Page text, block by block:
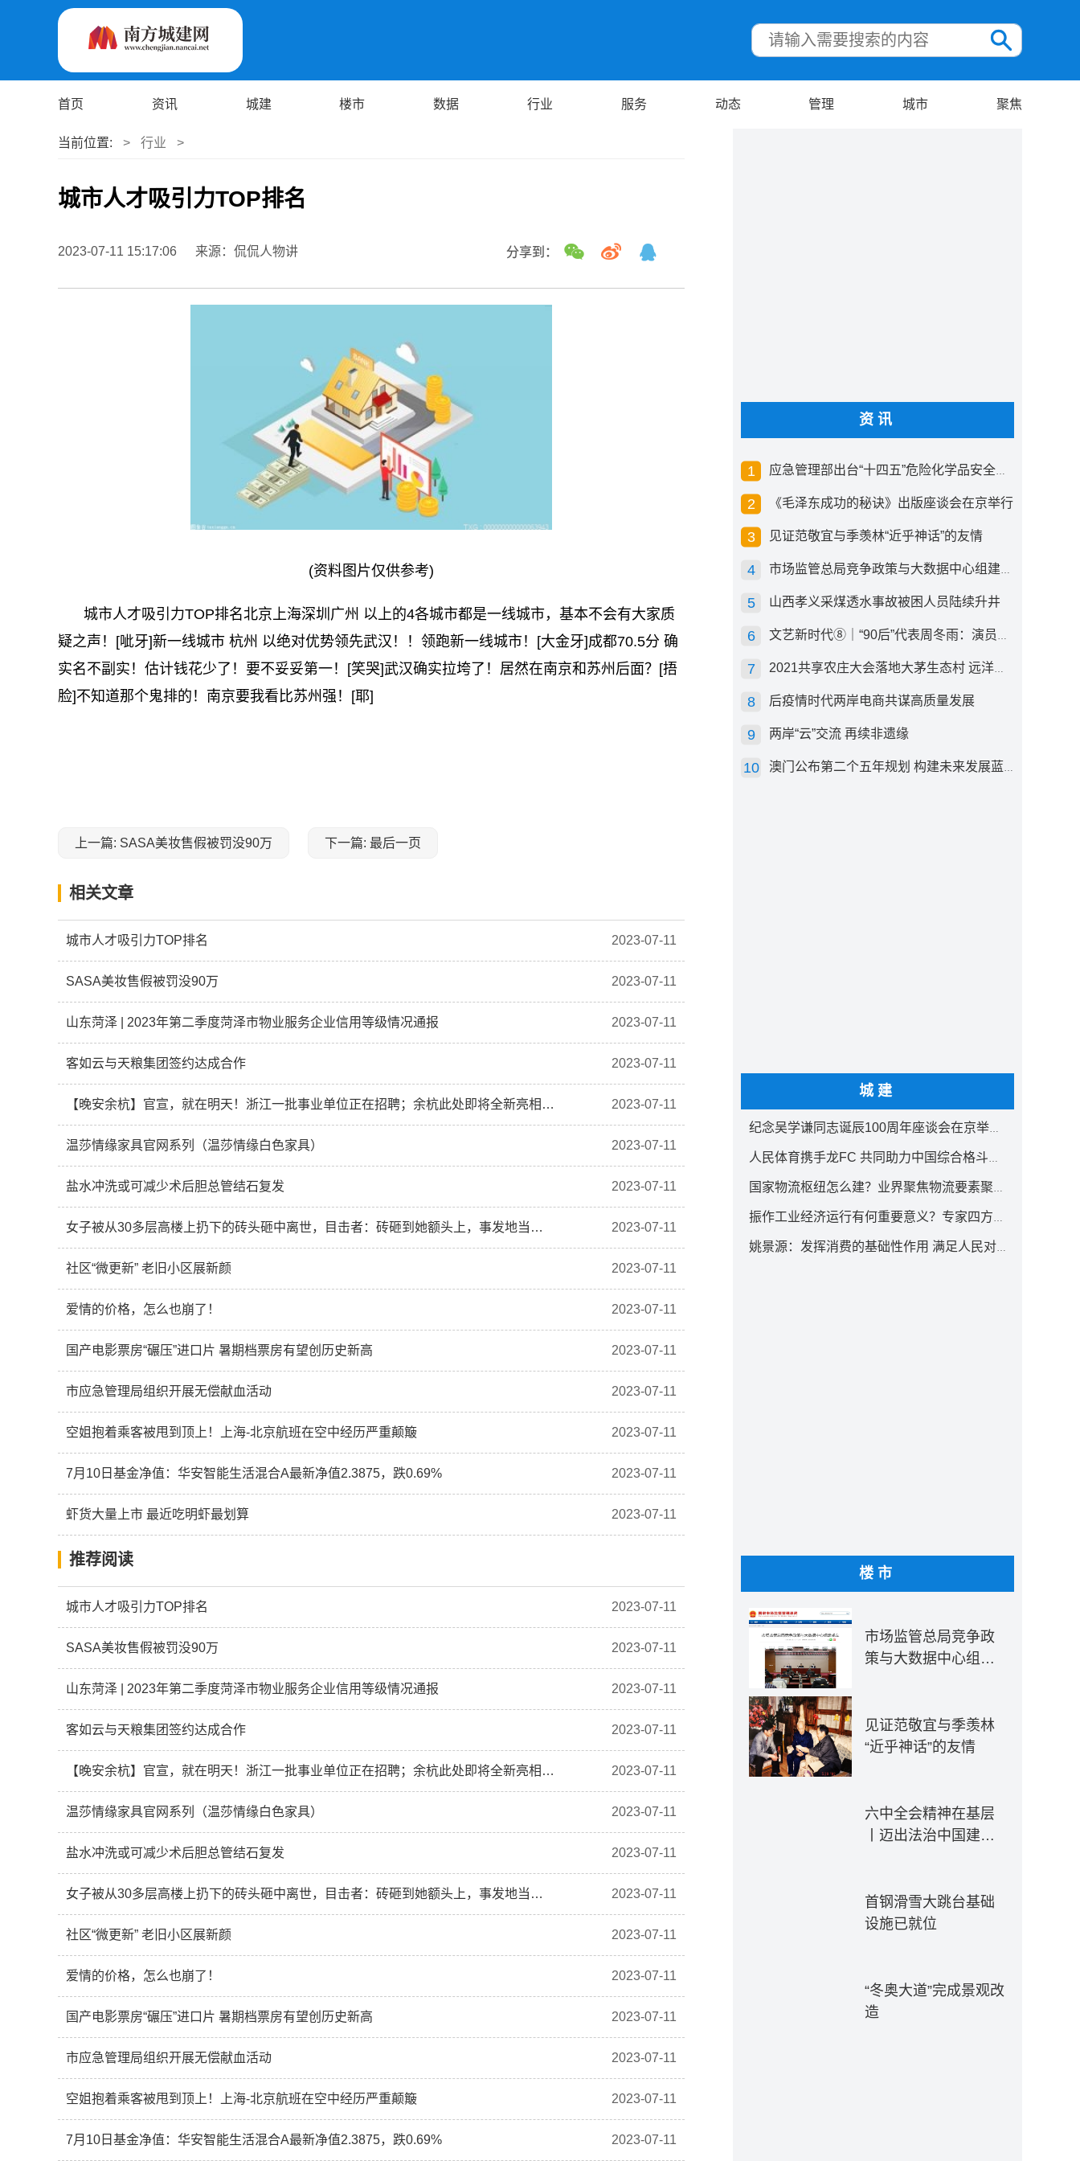
首页 资讯 城建 楼市 数据 行业 服务 动态 管理 城市 聚焦
当前位置: > 行业 >
城市人才吸引力TOP排名
2023-07-11 15:17:06 来源：侃侃人物讲 分享到：
(资料图片仅供参考)
城市人才吸引力TOP排名北京上海深圳广州 以上的4各城市都是一线城市，基本不会有大家质
疑之声！[呲牙]新一线城市 杭州 以绝对优势领先武汉！！领跑新一线城市！[大金牙]成都70.5分 确
实名不副实！估计钱花少了！要不妥妥第一！[笑哭]武汉确实拉垮了！居然在南京和苏州后面？[捂
脸]不知道那个鬼排的！南京要我看比苏州强！[耶]
上一篇: SASA美妆售假被罚没90万 下一篇: 最后一页
相关文章
城市人才吸引力TOP排名 2023-07-11
SASA美妆售假被罚没90万 2023-07-11
山东菏泽 | 2023年第二季度菏泽市物业服务企业信用等级情况通报 2023-07-11
客如云与天粮集团签约达成合作 2023-07-11
【晚安余杭】官宣，就在明天！浙江一批事业单位正在招聘；余杭此处即将全新亮相；免征购置税！权威解答来了；很危险！浙A车主，快检查一下你的车！ 2023-07-11
温莎情缘家具官网系列（温莎情缘白色家具） 2023-07-11
盐水冲洗或可减少术后胆总管结石复发 2023-07-11
女子被从30多层高楼上扔下的砖头砸中离世，目击者：砖砸到她额头上，事发地当天两次出现高空抛物 2023-07-11
社区“微更新” 老旧小区展新颜 2023-07-11
爱情的价格，怎么也崩了！ 2023-07-11
国产电影票房“碾压”进口片 暑期档票房有望创历史新高 2023-07-11
市应急管理局组织开展无偿献血活动 2023-07-11
空姐抱着乘客被甩到顶上！上海-北京航班在空中经历严重颠簸 2023-07-11
7月10日基金净值：华安智能生活混合A最新净值2.3875，跌0.69% 2023-07-11
虾货大量上市 最近吃明虾最划算 2023-07-11
推荐阅读
城市人才吸引力TOP排名 2023-07-11
SASA美妆售假被罚没90万 2023-07-11
山东菏泽 | 2023年第二季度菏泽市物业服务企业信用等级情况通报 2023-07-11
客如云与天粮集团签约达成合作 2023-07-11
【晚安余杭】官宣，就在明天！浙江一批事业单位正在招聘；余杭此处即将全新亮相；免征购置税！权威解答来了；很危险！浙A车主，快检查一下你的车！ 2023-07-11
温莎情缘家具官网系列（温莎情缘白色家具） 2023-07-11
盐水冲洗或可减少术后胆总管结石复发 2023-07-11
女子被从30多层高楼上扔下的砖头砸中离世，目击者：砖砸到她额头上，事发地当天两次出现高空抛物 2023-07-11
社区“微更新” 老旧小区展新颜 2023-07-11
爱情的价格，怎么也崩了！ 2023-07-11
国产电影票房“碾压”进口片 暑期档票房有望创历史新高 2023-07-11
市应急管理局组织开展无偿献血活动 2023-07-11
空姐抱着乘客被甩到顶上！上海-北京航班在空中经历严重颠簸 2023-07-11
7月10日基金净值：华安智能生活混合A最新净值2.3875，跌0.69% 2023-07-11
资讯
应急管理部出台“十四五”危险化学品安全生产规划方案
《毛泽东成功的秘诀》出版座谈会在京举行
见证范敬宜与季羡林“近乎神话”的友情
市场监管总局竞争政策与大数据中心组建成立
山西孝义采煤透水事故被困人员陆续升井
文艺新时代⑧｜“90后”代表周冬雨：演员心里有底，得靠体验生活
2021共享农庄大会落地大茅生态村 远洋集团打造“乡村振兴”样板
后疫情时代两岸电商共谋高质量发展
两岸“云”交流 再续非遗缘
澳门公布第二个五年规划 构建未来发展蓝图
城建
纪念吴学谦同志诞辰100周年座谈会在京举行 汪洋出席
人民体育携手龙FC 共同助力中国综合格斗事业发展
国家物流枢纽怎么建？业界聚焦物流要素聚集方式创新
振作工业经济运行有何重要意义？专家四方面权威解读
姚景源：发挥消费的基础性作用 满足人民对美好生活向往
楼市
市场监管总局竞争政
策与大数据中心组建
见证范敬宜与季羡林
“近乎神话”的友情
六中全会精神在基层
丨迈出法治中国建设
推动全面依法治国新
实践
首钢滑雪大跳台基础
设施已就位
“冬奥大道”完成景观改
造